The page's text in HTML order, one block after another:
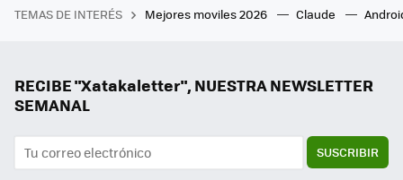
TEMAS DE INTERÉS Mejores moviles 2026 Claude
RECIBE "Xatakaletter", NUESTRA NEWSLETTER
SEMANAL
SUSCRIBIR